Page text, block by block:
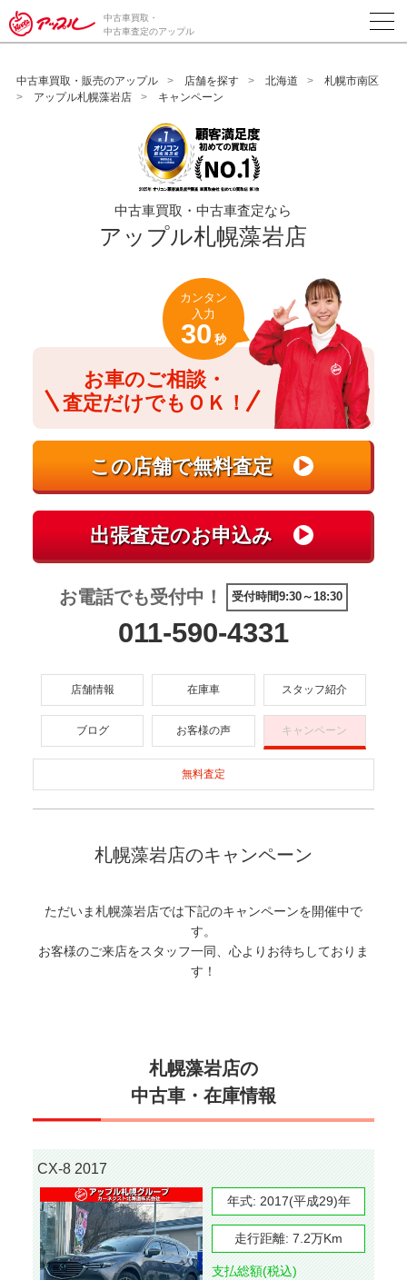
/*ABテスト_新規査定フォームの為のCVボタン*/
中古車買取・
中古車査定のアップル
中古車買取・販売のアップル 店舗を探す 北海道
札幌市南区
アップル札幌藻岩店
キャンペーン
中古車買取・中古車査定なら
アップル札幌藻岩店
お車のご相談・
査定だけでもＯＫ！
カンタン
入力
30 秒
お電話でも受付中！ 受付時間9:30～18:30
011-590-4331
店舗情報 在庫車 スタッフ紹介
ブログ お客様の声 キャンペーン
無料査定
札幌藻岩店のキャンペーン
ただいま札幌藻岩店では下記のキャンペーンを開催中で
す。
お客様のご来店をスタッフ一同、心よりお待ちしておりま
す！
札幌藻岩店の
中古車・在庫情報
CX-8 2017
年式: 2017(平成29)年
走行距離: 7.2万Km
支払総額(税込)